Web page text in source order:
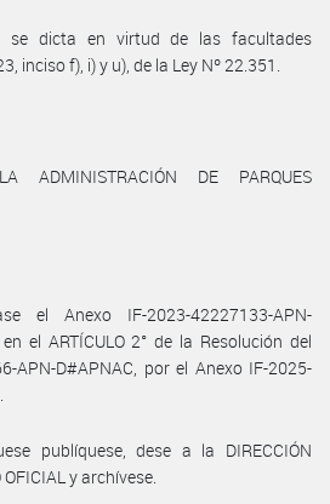
se dicta en virtud de las facultades
inciso f), i) y u), de la Ley Nº 22.351.
ADMINISTRACIÓN DE PARQUES
el Anexo IF-2023-42227133-APN-
el ARTÍCULO 2° de la Resolución del
APN-D#APNAC, por el Anexo IF-2025-
publíquese, dese a la DIRECCIÓN
OFICIAL y archívese.